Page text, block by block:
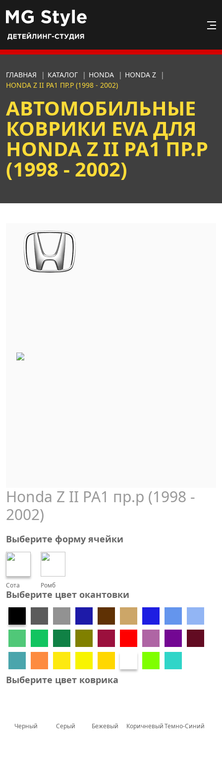
ГЛАВНАЯ | КАТАЛОГ | HONDA | HONDA Z
|
HONDA Z II PA1 ПР.Р (1998 - 2002)
АВТОМОБИЛЬНЫЕ
КОВРИКИ EVA ДЛЯ
HONDA Z II PA1 ПР.Р
(1998 - 2002)
Honda Z II PA1 пр.р (1998 -
2002)
Выберите форму ячейки
Сота Ромб
Выберите цвет окантовки
Выберите цвет коврика
Черный Серый Бежевый КоричневыйТемно-Синий